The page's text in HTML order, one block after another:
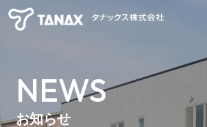
NEWS
お知らせ